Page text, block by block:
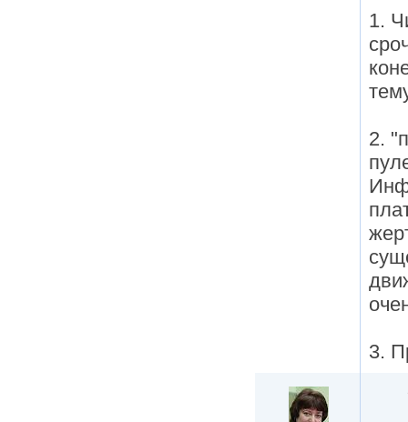
1.
2.
3.